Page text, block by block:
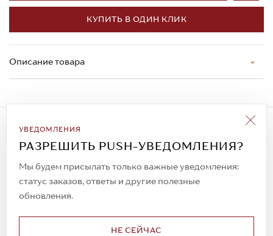
КУПИТЬ В ОДИН КЛИК
Описание товара
УВЕДОМЛЕНИЯ
РАЗРЕШИТЬ PUSH-УВЕДОМЛЕНИЯ?
Мы будем присылать только важные уведомления:
статус заказов, ответы и другие полезные
обновления.
НЕ СЕЙЧАС
Подписаться на рассылку
Всегда будьте в курсе новых акций и
спецпредложений!
© 2023. AIT Shoes
Все права защищены